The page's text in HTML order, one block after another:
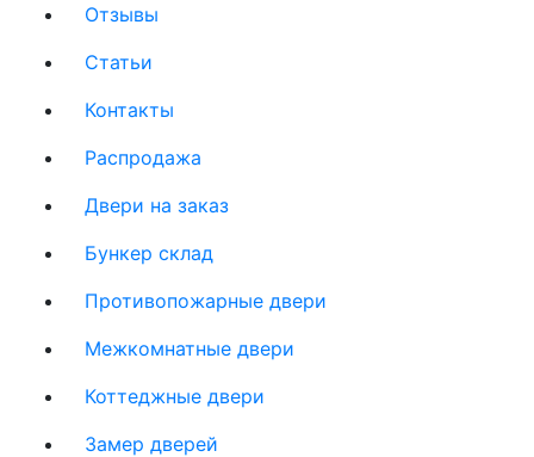
Отзывы
Статьи
Контакты
Распродажа
Двери на заказ
Бункер склад
Противопожарные двери
Межкомнатные двери
Коттеджные двери
Замер дверей